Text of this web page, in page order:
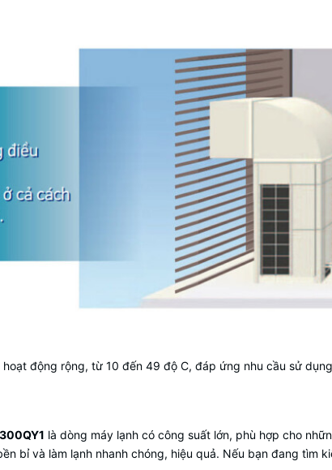
động rộng, từ 10 đến 49 độ C, đáp ứng nhu cầu sử
là dòng máy lạnh có công suất lớn, phù hợp cho
bỉ và làm lạnh nhanh chóng, hiệu quả. Nếu bạn đang tìm